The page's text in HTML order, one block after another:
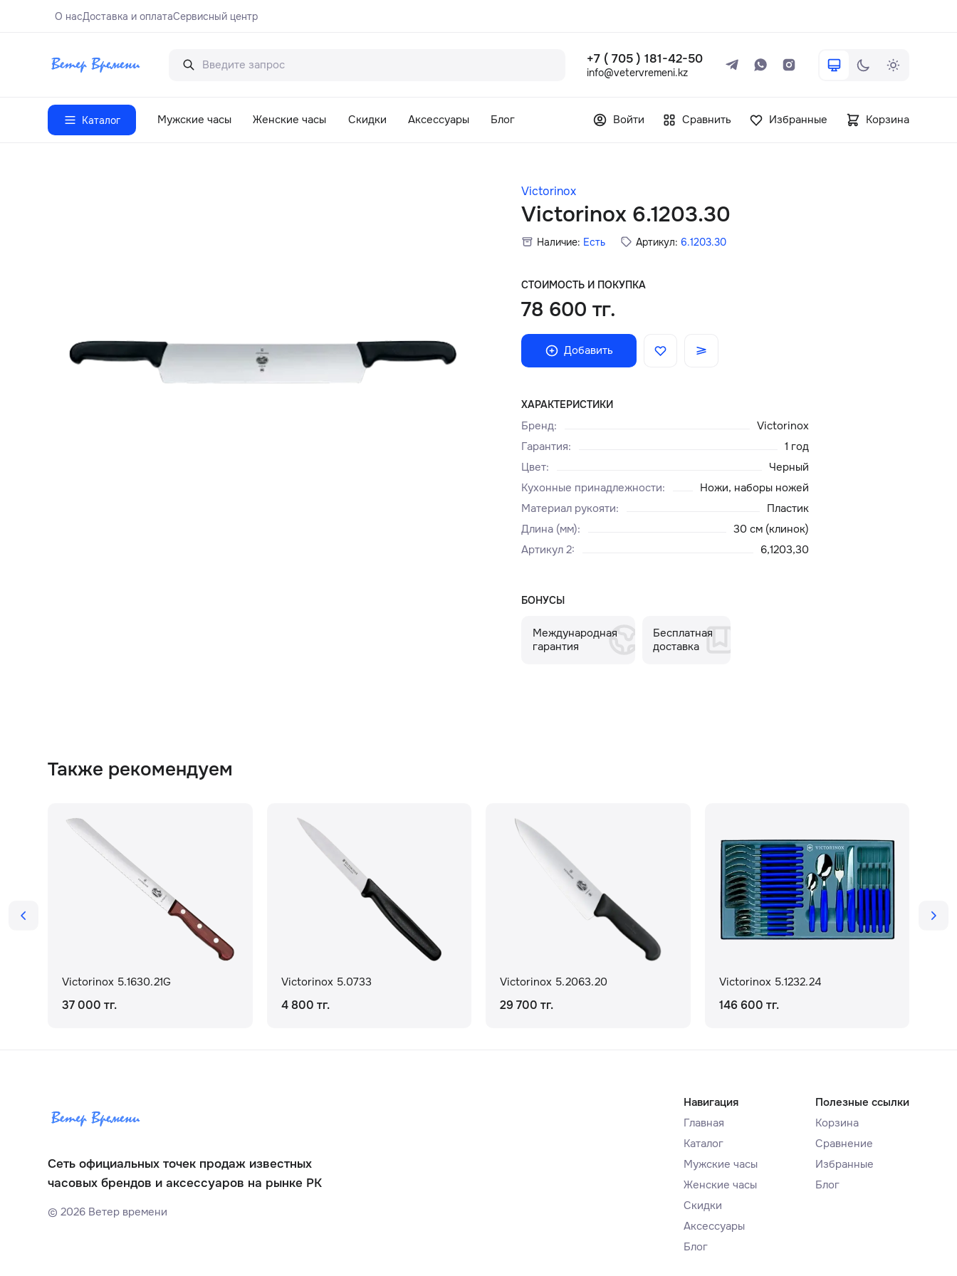
О насДоставка и оплатаСервисный центр
+7 ( 705 ) 181-42-50
info@vetervremeni.kz
Каталог Мужские часы Женские часы Скидки Аксессуары Блог Войти Сравнить Избранные Корзина
Victorinox
Victorinox 6.1203.30
Наличие: Есть Артикул: 6.1203.30
СТОИМОСТЬ И ПОКУПКА
78 600 тг.
Добавить
ХАРАКТЕРИСТИКИ
Бренд:
Victorinox
Гарантия:
1 год
Цвет:
Черный
Кухонные принадлежности:
Ножи, наборы ножей
Материал рукояти:
Пластик
Длина (мм):
30 см (клинок)
Артикул 2: 6,1203,30
БОНУСЫ
Международная
гарантия
Бесплатная
доставка
Также рекомендуем
Victorinox 5.1630.21G
37 000 тг.
Victorinox 5.0733
4 800 тг.
Victorinox 5.2063.20
29 700 тг.
Victorinox 5.1232.24
146 600 тг.
Сеть официальных точек продаж известных
часовых брендов и аксессуаров на рынке РК
©2026 Ветер времени
Навигация
Главная
Каталог
Мужские часы
Женские часы
Скидки
Аксессуары
Блог
Полезные ссылки
Корзина
Сравнение
Избранные
Блог
+7 ( 705 ) 181-42-50
Доставка и оплата